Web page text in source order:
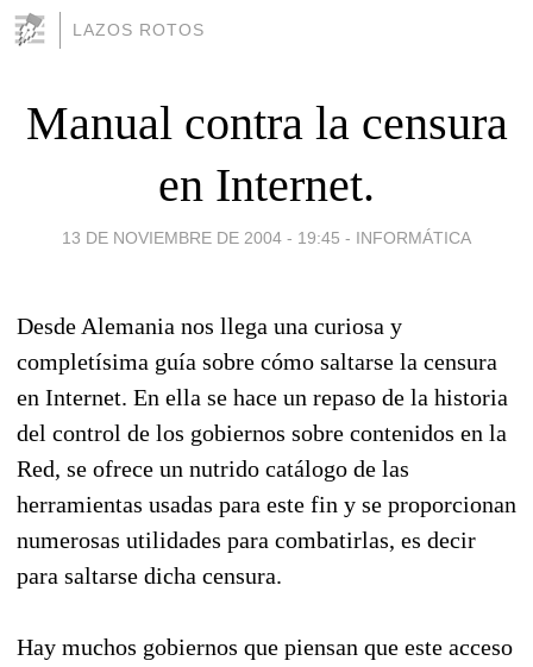
LAZOS ROTOS
Manual contra la censura
en Internet.
13 DE NOVIEMBRE DE 2004 - 19:45 - INFORMÁTICA
Desde Alemania nos llega una curiosa y
completísima guía sobre cómo saltarse la censura
en Internet. En ella se hace un repaso de la historia
del control de los gobiernos sobre contenidos en la
Red, se ofrece un nutrido catálogo de las
herramientas usadas para este fin y se proporcionan
numerosas utilidades para combatirlas, es decir
para saltarse dicha censura.
Hay muchos gobiernos que piensan que este acceso